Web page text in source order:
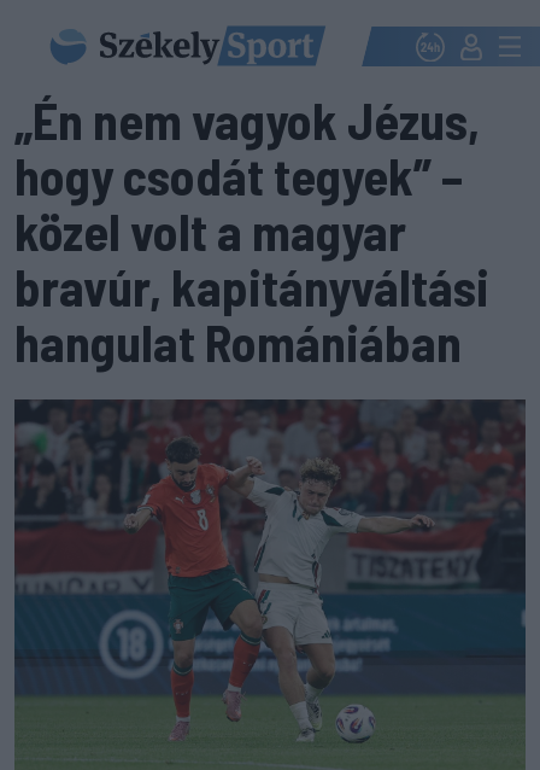
„Én nem vagyok Jézus,
hogy csodát tegyek” –
közel volt a magyar
bravúr, kapitányváltási
hangulat Romániában